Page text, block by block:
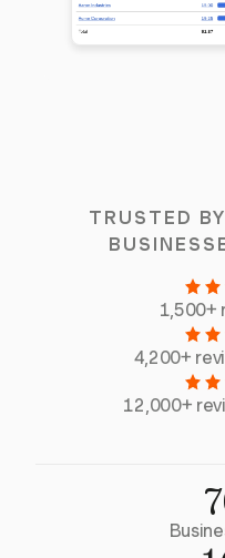
TRUSTED
1,500+
4,200+
12,000+